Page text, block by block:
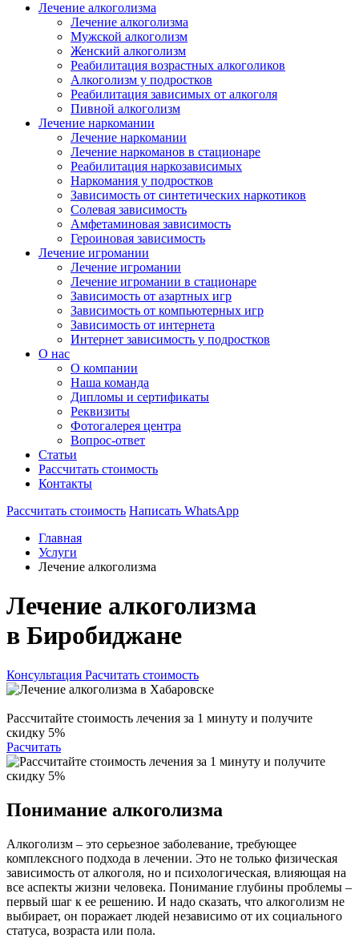
Лечение алкоголизма
Лечение алкоголизма
Мужской алкоголизм
Женский алкоголизм
Реабилитация возрастных алкоголиков
Алкоголизм у подростков
Реабилитация зависимых от алкоголя
Пивной алкоголизм
Лечение наркомании
Лечение наркомании
Лечение наркоманов в стационаре
Реабилитация наркозависимых
Наркомания у подростков
Зависимость от синтетических наркотиков
Солевая зависимость
Амфетаминовая зависимость
Героиновая зависимость
Лечение игромании
Лечение игромании
Лечение игромании в стационаре
Зависимость от азартных игр
Зависимость от компьютерных игр
Зависимость от интернета
Интернет зависимость у подростков
О нас
О компании
Наша команда
Дипломы и сертификаты
Реквизиты
Фотогалерея центра
Вопрос-ответ
Статьи
Рассчитать стоимость
Контакты
Рассчитать стоимость Написать WhatsApp
Главная
Услуги
Лечение алкоголизма
Лечение алкоголизма
в Биробиджане
Консультация Расчитать стоимость
Рассчитайте стоимость лечения за 1 минуту и получите
скидку 5%
Расчитать
Понимание алкоголизма
Алкоголизм – это серьезное заболевание, требующее
комплексного подхода в лечении. Это не только физическая
зависимость от алкоголя, но и психологическая, влияющая на
все аспекты жизни человека. Понимание глубины проблемы –
первый шаг к ее решению. И надо сказать, что алкоголизм не
выбирает, он поражает людей независимо от их социального
статуса, возраста или пола.